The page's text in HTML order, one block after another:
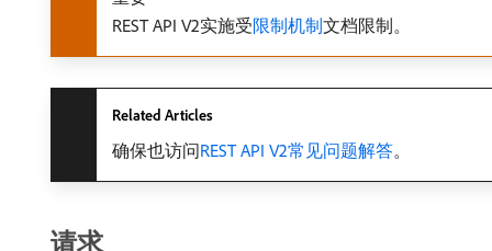
REST API V2实施受限制机制文档限制。
Related Articles
确保也访问REST API V2常见问题解答。
请求